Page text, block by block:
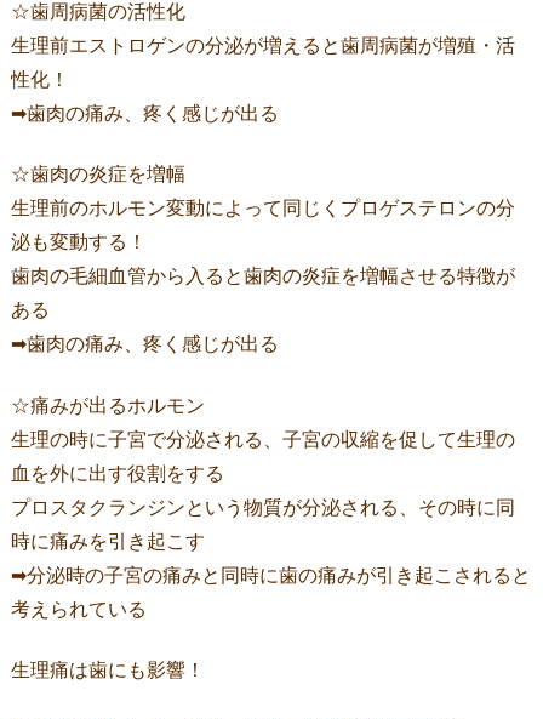
☆歯周病菌の活性化
生理前エストロゲンの分泌が増えると歯周病菌が増殖・活
性化！
➡歯肉の痛み、疼く感じが出る
☆歯肉の炎症を増幅
生理前のホルモン変動によって同じくプロゲステロンの分
泌も変動する！
歯肉の毛細血管から入ると歯肉の炎症を増幅させる特徴が
ある
➡歯肉の痛み、疼く感じが出る
☆痛みが出るホルモン
生理の時に子宮で分泌される、子宮の収縮を促して生理の
血を外に出す役割をする
プロスタクランジンという物質が分泌される、その時に同
時に痛みを引き起こす
➡分泌時の子宮の痛みと同時に歯の痛みが引き起こされると
考えられている
生理痛は歯にも影響！